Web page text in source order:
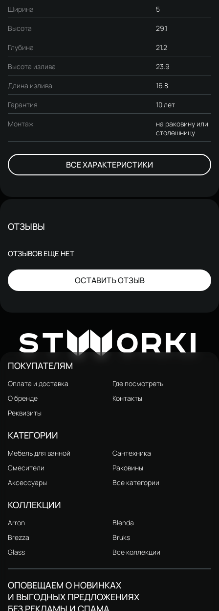
Ширина 5
Высота 29.1
Глубина 21.2
Высота излива 23.9
Длина излива 16.8
Гарантия 10 лет
Монтаж
на раковину или
столешницу
ВСЕ ХАРАКТЕРИСТИКИ
ОТЗЫВЫ
ОТЗЫВОВ ЕЩЕ НЕТ
ОСТАВИТЬ ОТЗЫВ
STW ORKI
ПОКУПАТЕЛЯМ
Оплата и доставка
Где посмотреть
О бренде
Контакты
Реквизиты
КАТЕГОРИИ
Мебель для ванной
Сантехника
Смесители
Раковины
Аксессуары
Все категории
КОЛЛЕКЦИИ
Arron
Blenda
Brezza
Bruks
Glass
Все коллекции
ОПОВЕЩАЕМ О НОВИНКАХ
И ВЫГОДНЫХ ПРЕДЛОЖЕНИЯХ
БЕЗ РЕКЛАМЫ И СПАМА